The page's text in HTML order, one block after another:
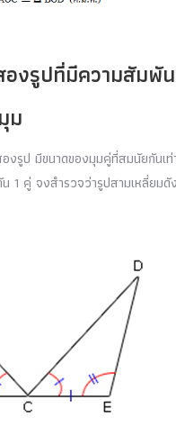
องรูปที่มีความสัมพั
ม
งรูป มีขนาดของมุมคู่ที่สมนัยกันเ
1 คู่ จงสำรวจว่ารูปสามเหลี่ยมดั